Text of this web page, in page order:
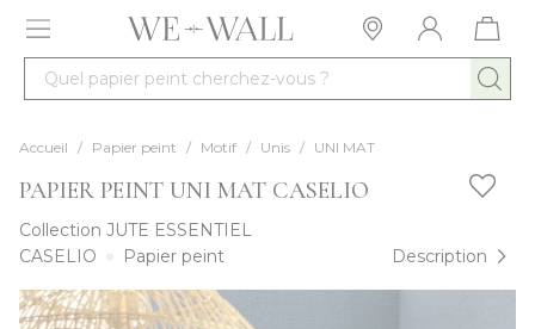
Allez au contenu
Quel papier peint cherchez-vous ?
Accueil / Papier peint / Motif / Unis / UNI MAT
PAPIER PEINT UNI MAT CASELIO
Collection JUTE ESSENTIEL
CASELIO
Papier peint Description